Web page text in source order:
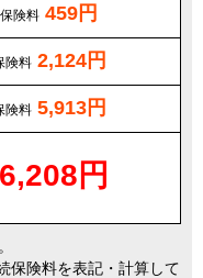
険料 459円
険料 2,124円
険料 5,913円
円
保険料を表記・計算して